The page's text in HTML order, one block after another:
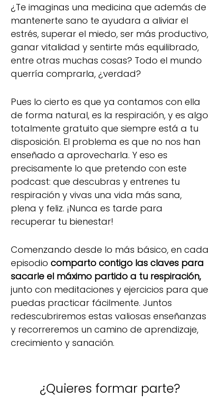
¿Te imaginas una medicina que además de
mantenerte sano te ayudara a aliviar el
estrés, superar el miedo, ser más productivo,
ganar vitalidad y sentirte más equilibrado,
entre otras muchas cosas? Todo el mundo
querría comprarla, ¿verdad?
Pues lo cierto es que ya contamos con ella
de forma natural, es la respiración, y es algo
totalmente gratuito que siempre está a tu
disposición. El problema es que no nos han
enseñado a aprovecharla. Y eso es
precisamente lo que pretendo con este
podcast: que descubras y entrenes tu
respiración y vivas una vida más sana,
plena y feliz. ¡Nunca es tarde para
recuperar tu bienestar!
Comenzando desde lo más básico, en cada
episodiocomparto contigo las claves para
sacarle el máximo partido a tu respiración,
junto con meditaciones y ejercicios para que
puedas practicar fácilmente. Juntos
redescubriremos estas valiosas enseñanzas
y recorreremos un camino de aprendizaje,
crecimiento y sanación.
¿Quieres formar parte?